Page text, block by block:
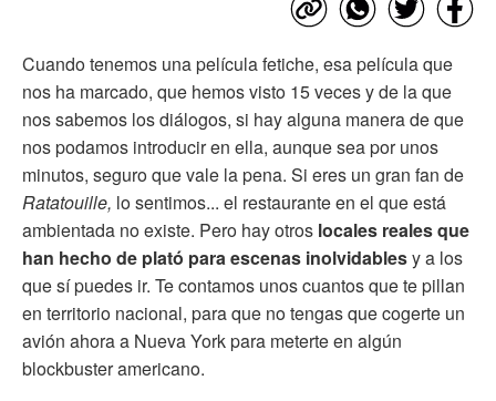
Cuando tenemos una película fetiche, esa película que
nos ha marcado, que hemos visto 15 veces y de la que
nos sabemos los diálogos, si hay alguna manera de que
nos podamos introducir en ella, aunque sea por unos
minutos, seguro que vale la pena. Si eres un gran fan de
Ratatouille, lo sentimos... el restaurante en el que está
ambientada no existe. Pero hay otros locales reales que
han hecho de plató para escenas inolvidablesy a los
que sí puedes ir. Te contamos unos cuantos que te pillan
en territorio nacional, para que no tengas que cogerte un
avión ahora a Nueva York para meterte en algún
blockbuster americano.